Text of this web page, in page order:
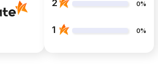
2 0%
1 0%